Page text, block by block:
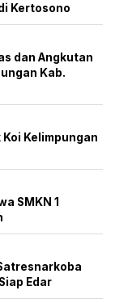
Kertosono
dan Angkutan
Kab.
Kelimpungan
SMKN 1
Edar